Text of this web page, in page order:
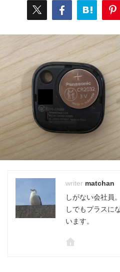
matchan
しがない会社員
しでもプラスに
います。